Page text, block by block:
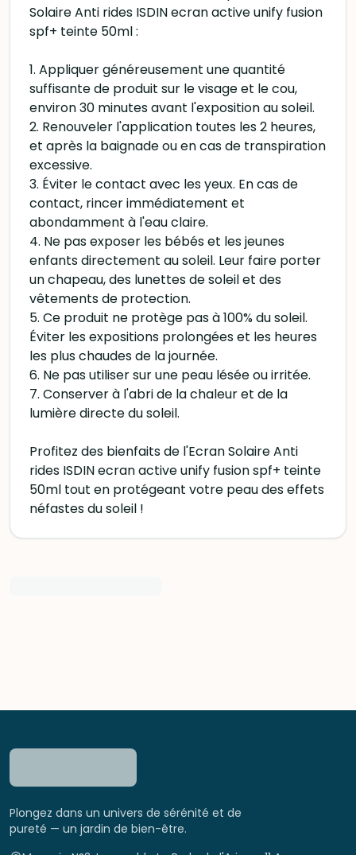
Solaire Anti rides ISDIN ecran active unify fusion
spf+ teinte 50ml :
1. Appliquer généreusement une quantité
suffisante de produit sur le visage et le cou,
environ 30 minutes avant l'exposition au soleil.
2. Renouveler l'application toutes les 2 heures,
et après la baignade ou en cas de transpiration
excessive.
3. Éviter le contact avec les yeux. En cas de
contact, rincer immédiatement et
abondamment à l'eau claire.
4. Ne pas exposer les bébés et les jeunes
enfants directement au soleil. Leur faire porter
un chapeau, des lunettes de soleil et des
vêtements de protection.
5. Ce produit ne protège pas à 100% du soleil.
Éviter les expositions prolongées et les heures
les plus chaudes de la journée.
6. Ne pas utiliser sur une peau lésée ou irritée.
7. Conserver à l'abri de la chaleur et de la
lumière directe du soleil.
Profitez des bienfaits de l'Ecran Solaire Anti
rides ISDIN ecran active unify fusion spf+ teinte
50ml tout en protégeant votre peau des effets
néfastes du soleil !
Plongez dans un univers de sérénité et de
pureté — un jardin de bien-être.